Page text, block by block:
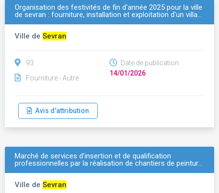
Organisation des festivités de fin d'année 2025 pour la ville
de sevran : fourniture, installation et exploitation d'un villa…
Ville de Sevran
93
Fourniture - Autre
Date de publication :
14/01/2026
Avis d'attribution
Marché de services d'insertion et de qualification
professionnelles par la réalisation de chantiers de peintur…
Ville de Sevran